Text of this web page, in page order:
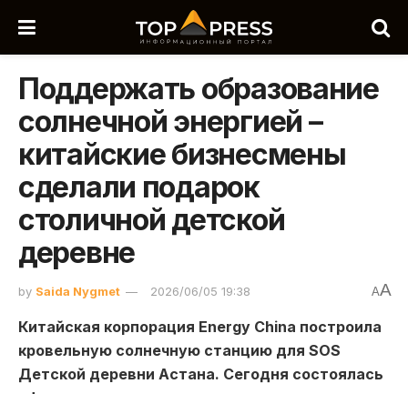
Поддержать образование
солнечной энергией –
китайские бизнесмены
сделали подарок
столичной детской
деревне
by Saida Nygmet 2026/06/05 19:38 AA
Китайская корпорация Energy China построила
кровельную солнечную станцию для SOS
Детской деревни Астана. Сегодня состоялась